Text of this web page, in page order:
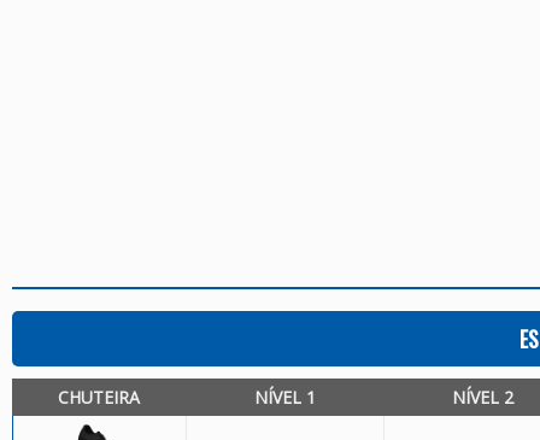
CHUTEIRA NÍVEL 1 NÍVEL 2